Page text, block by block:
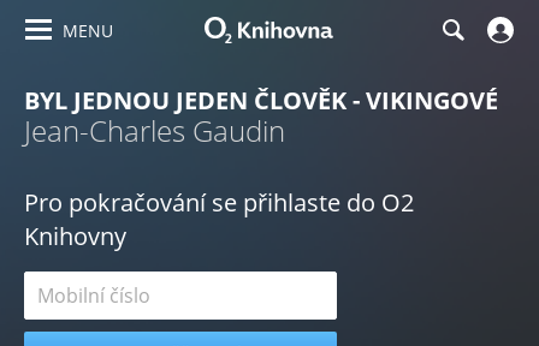
MENU
BYL JEDNOU JEDEN ČLOVĚK - VIKINGOVÉ
Jean-Charles Gaudin
Pro pokračování se přihlaste do O2
Knihovny